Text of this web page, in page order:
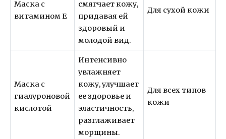
Маска с
витамином Е
смягчает кожу,
придавая ей
здоровый и
молодой вид.
Для сухой кожи
Маска с
гиалуроновой
кислотой
Интенсивно
увлажняет
кожу, улучшает
ее здоровье и
эластичность,
разглаживает
морщины.
Для всех типов
кожи